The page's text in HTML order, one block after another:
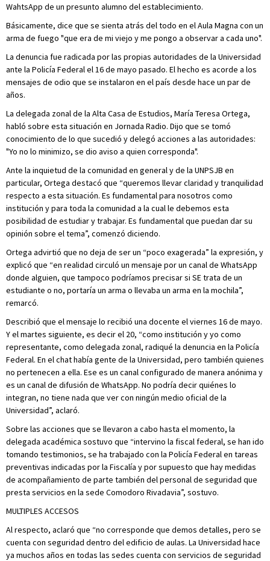
WahtsApp de un presunto alumno del establecimiento.
Básicamente, dice que se sienta atrás del todo en el Aula Magna con un
arma de fuego "que era de mi viejo y me pongo a observar a cada uno".
La denuncia fue radicada por las propias autoridades de la Universidad
ante la Policía Federal el 16 de mayo pasado. El hecho es acorde a los
mensajes de odio que se instalaron en el país desde hace un par de
años.
La delegada zonal de la Alta Casa de Estudios, María Teresa Ortega,
habló sobre esta situación en Jornada Radio. Dijo que se tomó
conocimiento de lo que sucedió y delegó acciones a las autoridades:
"Yo no lo minimizo, se dio aviso a quien corresponda".
Ante la inquietud de la comunidad en general y de la UNPSJB en
particular, Ortega destacó que “queremos llevar claridad y tranquilidad
respecto a esta situación. Es fundamental para nosotros como
institución y para toda la comunidad a la cual le debemos esta
posibilidad de estudiar y trabajar. Es fundamental que puedan dar su
opinión sobre el tema”, comenzó diciendo.
Ortega advirtió que no deja de ser un “poco exagerada” la expresión, y
explicó que “en realidad circuló un mensaje por un canal de WhatsApp
donde alguien, que tampoco podríamos precisar si SE trata de un
estudiante o no, portaría un arma o llevaba un arma en la mochila”,
remarcó.
Describió que el mensaje lo recibió una docente el viernes 16 de mayo.
Y el martes siguiente, es decir el 20, “como institución y yo como
representante, como delegada zonal, radiqué la denuncia en la Policía
Federal. En el chat había gente de la Universidad, pero también quienes
no pertenecen a ella. Ese es un canal configurado de manera anónima y
es un canal de difusión de WhatsApp. No podría decir quiénes lo
integran, no tiene nada que ver con ningún medio oficial de la
Universidad”, aclaró.
Sobre las acciones que se llevaron a cabo hasta el momento, la
delegada académica sostuvo que “intervino la fiscal federal, se han ido
tomando testimonios, se ha trabajado con la Policía Federal en tareas
preventivas indicadas por la Fiscalía y por supuesto que hay medidas
de acompañamiento de parte también del personal de seguridad que
presta servicios en la sede Comodoro Rivadavia”, sostuvo.
MULTIPLES ACCESOS
Al respecto, aclaró que “no corresponde que demos detalles, pero se
cuenta con seguridad dentro del edificio de aulas. La Universidad hace
ya muchos años en todas las sedes cuenta con servicios de seguridad